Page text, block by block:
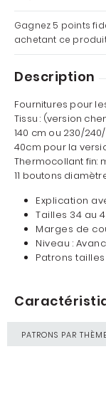
Gagnez 5 points
achetant ce
Description
Fournitures pour
Tissu : (version
140 cm ou 230/
40cm pour la
Thermocollant fin:
11 boutons
Explication
Tailles 34 au
Marges de
Niveau :
Patrons
PATRONS PAR